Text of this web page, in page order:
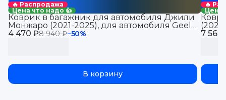
🔥 Распродажа
Цена что надо 👍
4 470 ₽8 940 ₽−50%
Коврик в багажник для автомобиля Джили
Монжаро (2021-2025), для автомобиля Geely
Monjaro, EVA 3D
В корзину
🔥
Цена
7 560